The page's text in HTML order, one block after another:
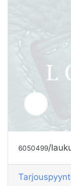
6050509
Tarjouspyyntö